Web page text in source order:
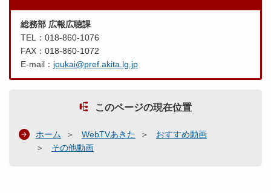
総務部 広報広聴課
TEL：018-860-1076
FAX：018-860-1072
E-mail： joukai@pref.akita.lg.jp
このページの現在位置
ホーム WebTVあきた
おすすめ動画
その他動画